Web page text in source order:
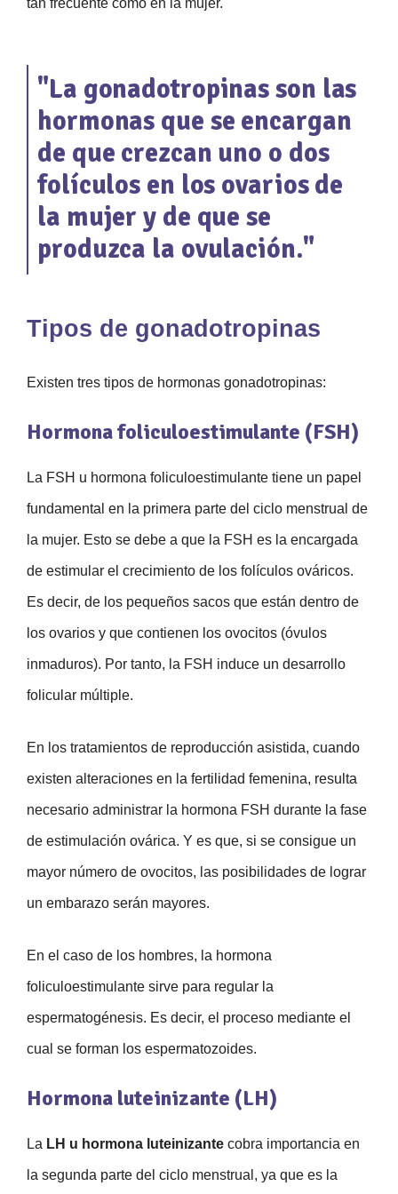
tan frecuente como en la mujer.
"La gonadotropinas son las
hormonas que se encargan
de que crezcan uno o dos
folículos en los ovarios de
la mujer y de que se
produzca la ovulación."
Tipos de gonadotropinas
Existen tres tipos de hormonas gonadotropinas:
Hormona foliculoestimulante (FSH)
La FSH u hormona foliculoestimulante tiene un papel
fundamental en la primera parte del ciclo menstrual de
la mujer. Esto se debe a que la FSH es la encargada
de estimular el crecimiento de los folículos ováricos.
Es decir, de los pequeños sacos que están dentro de
los ovarios y que contienen los ovocitos (óvulos
inmaduros). Por tanto, la FSH induce un desarrollo
folicular múltiple.
En los tratamientos de reproducción asistida, cuando
existen alteraciones en la fertilidad femenina, resulta
necesario administrar la hormona FSH durante la fase
de estimulación ovárica. Y es que, si se consigue un
mayor número de ovocitos, las posibilidades de lograr
un embarazo serán mayores.
En el caso de los hombres, la hormona
foliculoestimulante sirve para regular la
espermatogénesis. Es decir, el proceso mediante el
cual se forman los espermatozoides.
Hormona luteinizante (LH)
La LH u hormona luteinizante cobra importancia en
la segunda parte del ciclo menstrual, ya que es la